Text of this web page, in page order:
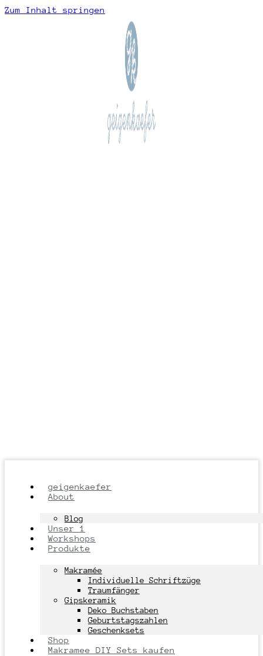
Zum Inhalt springen
geigenkaefer
About
Blog
Unser 1
Workshops
Produkte
Makramée
Individuelle Schriftzüge
Traumfänger
Gipskeramik
Deko Buchstaben
Geburtstagszahlen
Geschenksets
Shop
Makramee DIY Sets kaufen